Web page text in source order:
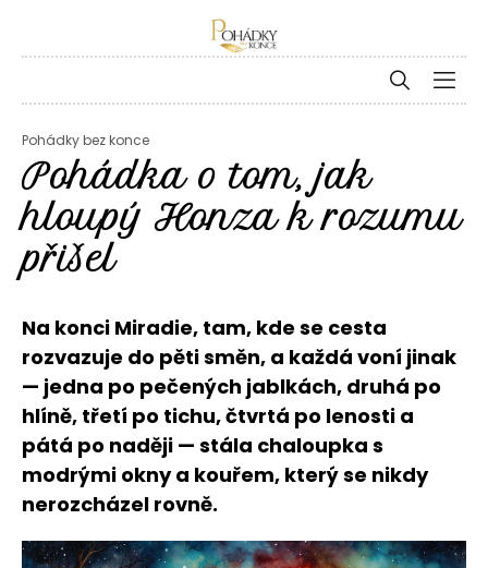
Pohádky bez konce
Pohádka o tom, jak
hloupý Honza k rozumu
přišel
Na konci Miradie, tam, kde se cesta
rozvazuje do pěti směn, a každá voní jinak
— jedna po pečených jablkách, druhá po
hlíně, třetí po tichu, čtvrtá po lenosti a
pátá po naději — stála chaloupka s
modrými okny a kouřem, který se nikdy
nerozcházel rovně.